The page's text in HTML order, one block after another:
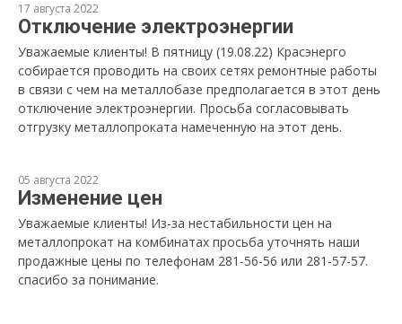
17 августа 2022
Отключение электроэнергии
Уважаемые клиенты! В пятницу (19.08.22) Красэнерго
собирается проводить на своих сетях ремонтные работы
в связи с чем на металлобазе предполагается в этот день
отключение электроэнергии. Просьба согласовывать
отгрузку металлопроката намеченную на этот день.
05 августа 2022
Изменение цен
Уважаемые клиенты! Из-за нестабильности цен на
металлопрокат на комбинатах просьба уточнять наши
продажные цены по телефонам 281-56-56 или 281-57-57.
спасибо за понимание.